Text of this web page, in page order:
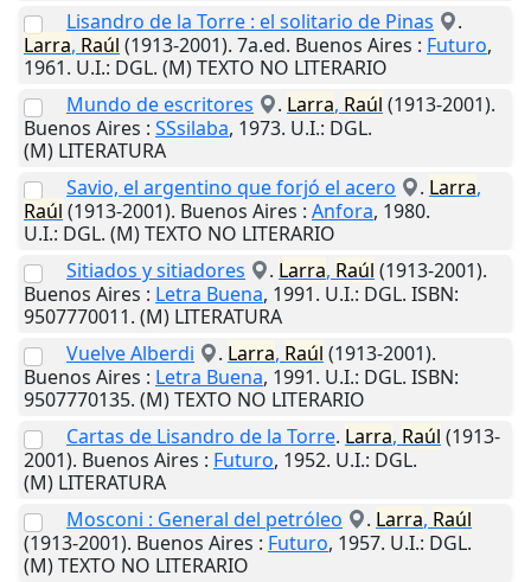
Lisandro de la Torre : el solitario de Pinas
.
Larra, Raúl (1913-2001). 7a.ed. Buenos Aires : Futuro,
1961. U.I.: DGL. (M) TEXTO NO LITERARIO
Mundo de escritores
. Larra, Raúl (1913-2001).
Buenos Aires : SSsilaba, 1973. U.I.: DGL.
(M) LITERATURA
Savio, el argentino que forjó el acero
. Larra,
Raúl (1913-2001). Buenos Aires : Anfora, 1980.
U.I.: DGL. (M) TEXTO NO LITERARIO
Sitiados y sitiadores
. Larra, Raúl (1913-2001).
Buenos Aires : Letra Buena, 1991. U.I.: DGL. ISBN:
9507770011. (M) LITERATURA
Vuelve Alberdi
. Larra, Raúl (1913-2001).
Buenos Aires : Letra Buena, 1991. U.I.: DGL. ISBN:
9507770135. (M) TEXTO NO LITERARIO
Cartas de Lisandro de la Torre. Larra, Raúl (1913-
2001). Buenos Aires : Futuro, 1952. U.I.: DGL.
(M) LITERATURA
Mosconi : General del petróleo
. Larra, Raúl
(1913-2001). Buenos Aires : Futuro, 1957. U.I.: DGL.
(M) TEXTO NO LITERARIO